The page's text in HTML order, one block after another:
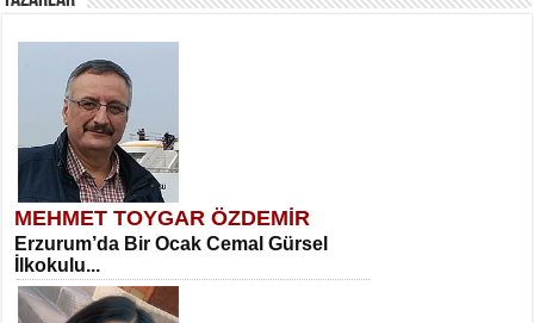
MEHMET TOYGAR ÖZDEMİR
Erzurum’da Bir Ocak Cemal Gürsel
İlkokulu...